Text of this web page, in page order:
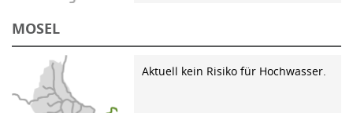
MOSEL
Aktuell kein Risiko für Hochwasser.